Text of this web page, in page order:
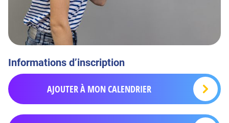
Informations d’inscription
AJOUTER À MON CALENDRIER